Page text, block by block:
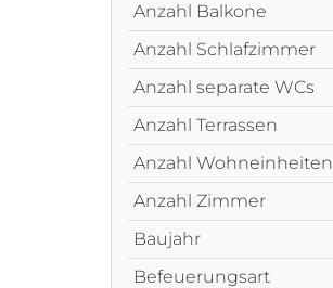
Anzahl Balkone
Anzahl Schlafzimmer
Anzahl separate WCs
Anzahl Terrassen
Anzahl Wohneinheiten
Anzahl Zimmer
Baujahr
Befeuerungsart